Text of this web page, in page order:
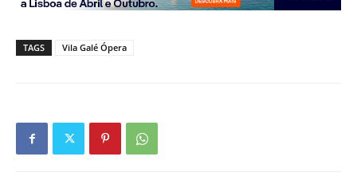
TAGS Vila Galé Ópera